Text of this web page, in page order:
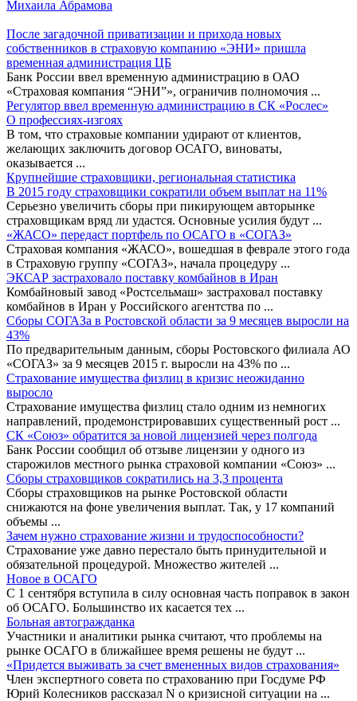
Михаила Абрамова
После загадочной приватизации и прихода новых
собственников в страховую компанию «ЭНИ» пришла
временная администрация ЦБ
Банк России ввел временную администрацию в ОАО
«Страховая компания “ЭНИ”», ограничив полномочия ...
Регулятор ввел временную администрацию в СК «Рослес»
О профессиях-изгоях
В том, что страховые компании удирают от клиентов,
желающих заключить договор ОСАГО, виноваты,
оказывается ...
Крупнейшие страховщики, региональная статистика
В 2015 году страховщики сократили объем выплат на 11%
Серьезно увеличить сборы при пикирующем авторынке
страховщикам вряд ли удастся. Основные усилия будут ...
«ЖАСО» передаст портфель по ОСАГО в «СОГАЗ»
Страховая компания «ЖАСО», вошедшая в феврале этого года
в Страховую группу «СОГАЗ», начала процедуру ...
ЭКСАР застраховало поставку комбайнов в Иран
Комбайновый завод «Ростсельмаш» застраховал поставку
комбайнов в Иран у Российского агентства по ...
Сборы СОГАЗа в Ростовской области за 9 месяцев выросли на
43%
По предварительным данным, сборы Ростовского филиала АО
«СОГАЗ» за 9 месяцев 2015 г. выросли на 43% по ...
Страхование имущества физлиц в кризис неожиданно
выросло
Страхование имущества физлиц стало одним из немногих
направлений, продемонстрировавших существенный рост ...
СК «Союз» обратится за новой лицензией через полгода
Банк России сообщил об отзыве лицензии у одного из
старожилов местного рынка страховой компании «Союз» ...
Сборы страховщиков сократились на 3,3 процента
Сборы страховщиков на рынке Ростовской области
снижаются на фоне увеличения выплат. Так, у 17 компаний
объемы ...
Зачем нужно страхование жизни и трудоспособности?
Страхование уже давно перестало быть принудительной и
обязательной процедурой. Множество жителей ...
Новое в ОСАГО
С 1 сентября вступила в силу основная часть поправок в закон
об ОСАГО. Большинство их касается тех ...
Больная автогражданка
Участники и аналитики рынка считают, что проблемы на
рынке ОСАГО в ближайшее время решены не будут ...
«Придется выживать за счет вмененных видов страхования»
Член экспертного совета по страхованию при Госдуме РФ
Юрий Колесников рассказал N о кризисной ситуации на ...